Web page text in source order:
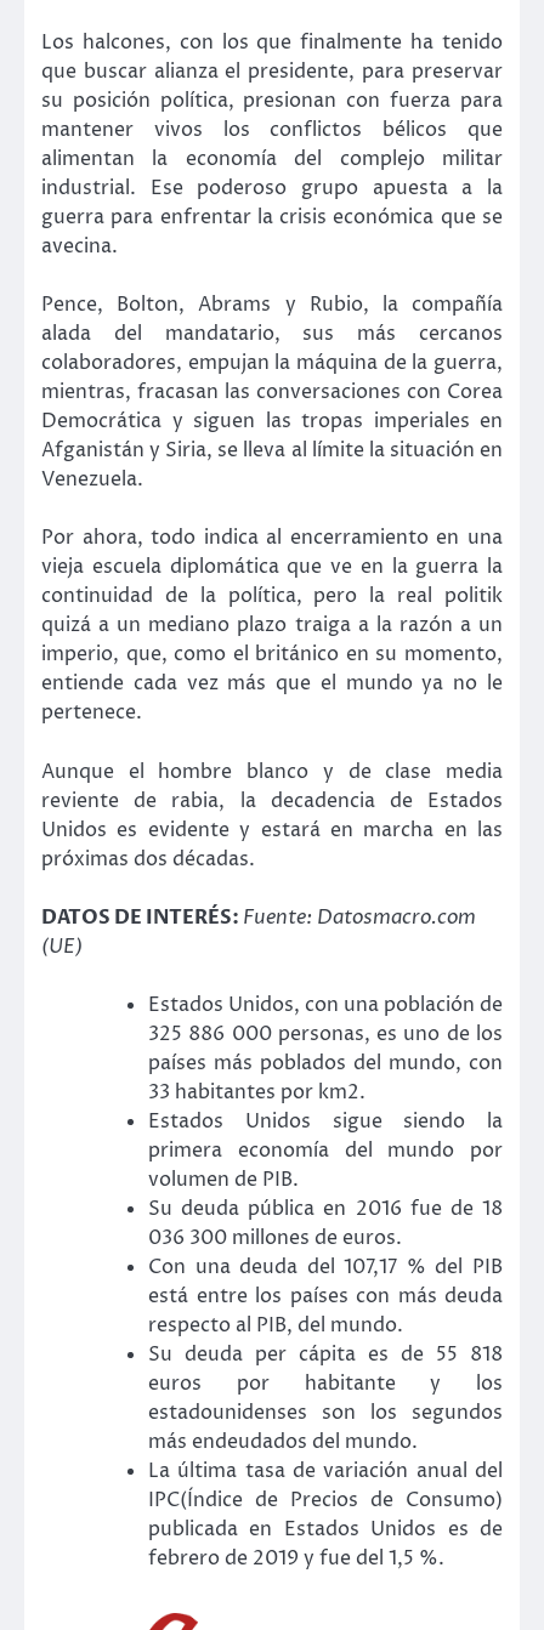
Los halcones, con los que finalmente ha tenido
que buscar alianza el presidente, para preservar
su posición política, presionan con fuerza para
mantener vivos los conflictos bélicos que
alimentan la economía del complejo militar
industrial. Ese poderoso grupo apuesta a la
guerra para enfrentar la crisis económica que se
avecina.
Pence, Bolton, Abrams y Rubio, la compañía
alada del mandatario, sus más cercanos
colaboradores, empujan la máquina de la guerra,
mientras, fracasan las conversaciones con Corea
Democrática y siguen las tropas imperiales en
Afganistán y Siria, se lleva al límite la situación en
Venezuela.
Por ahora, todo indica al encerramiento en una
vieja escuela diplomática que ve en la guerra la
continuidad de la política, pero la real politik
quizá a un mediano plazo traiga a la razón a un
imperio, que, como el británico en su momento,
entiende cada vez más que el mundo ya no le
pertenece.
Aunque el hombre blanco y de clase media
reviente de rabia, la decadencia de Estados
Unidos es evidente y estará en marcha en las
próximas dos décadas.
DATOS DE INTERÉS: Fuente: Datosmacro.com
(UE)
Estados Unidos, con una población de
325 886 000 personas, es uno de los
países más poblados del mundo, con
33 habitantes por km2.
Estados Unidos sigue siendo la
primera economía del mundo por
volumen de PIB.
Su deuda pública en 2016 fue de 18
036 300 millones de euros.
Con una deuda del 107,17 % del PIB
está entre los países con más deuda
respecto al PIB, del mundo.
Su deuda per cápita es de 55 818
euros por habitante y los
estadounidenses son los segundos
más endeudados del mundo.
La última tasa de variación anual del
IPC(Índice de Precios de Consumo)
publicada en Estados Unidos es de
febrero de 2019 y fue del 1,5 %.